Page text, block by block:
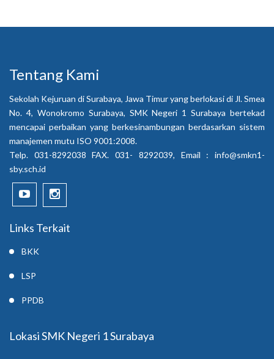
Tentang Kami
Sekolah Kejuruan di Surabaya, Jawa Timur yang berlokasi di Jl. Smea
No. 4, Wonokromo Surabaya, SMK Negeri 1 Surabaya bertekad
mencapai perbaikan yang berkesinambungan berdasarkan sistem
manajemen mutu ISO 9001:2008.
Telp. 031-8292038 FAX. 031- 8292039, Email : info@smkn1-
sby.sch.id
Links Terkait
BKK
LSP
PPDB
Lokasi SMK Negeri 1 Surabaya